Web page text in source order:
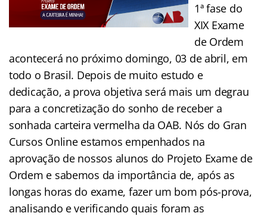
1ª fase do
XIX Exame
de Ordem
acontecerá no próximo domingo, 03 de abril, em
todo o Brasil. Depois de muito estudo e
dedicação, a prova objetiva será mais um degrau
para a concretização do sonho de receber a
sonhada carteira vermelha da OAB. Nós do Gran
Cursos Online estamos empenhados na
aprovação de nossos alunos do Projeto Exame de
Ordem e sabemos da importância de, após as
longas horas do exame, fazer um bom pós-prova,
analisando e verificando quais foram as